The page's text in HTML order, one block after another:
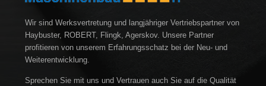
Wir sind Werksvertretung und langjähriger Vertriebspartner von
Haybuster, ROBERT, Flingk, Agerskov. Unsere Partner
profitieren von unserem Erfahrungsschatz bei der Neu- und
Weiterentwicklung.
Sprechen Sie mit uns und Vertrauen auch Sie auf die Qualität